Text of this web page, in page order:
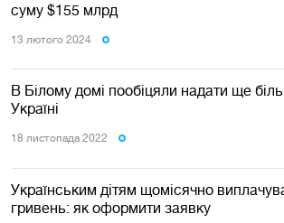
суму $155 млрд
13 лютого 2024
В Білому домі пообіцяли надати ще
Україні
18 листопада 2022
Українським дітям щомісячно
гривень: як оформити заявку